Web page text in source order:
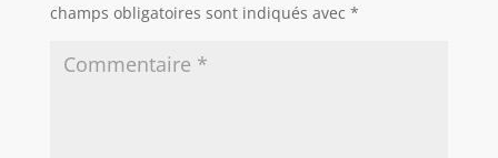
champs obligatoires sont indiqués avec *